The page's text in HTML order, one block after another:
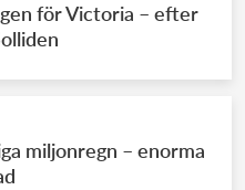
för Victoria – efter
miljonregn – enorma